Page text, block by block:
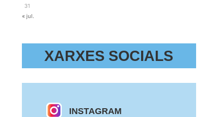
31
« jul.
XARXES SOCIALS
INSTAGRAM